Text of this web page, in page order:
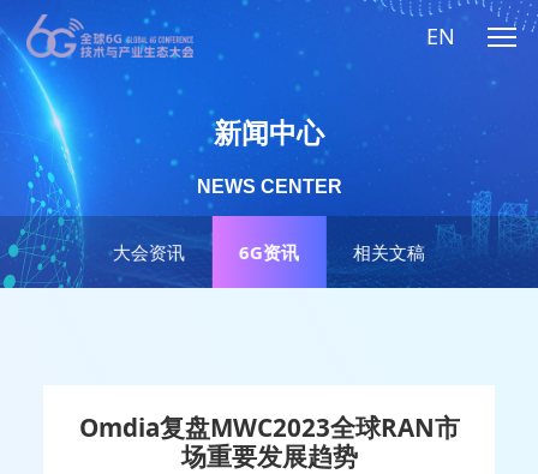
EN
大会资讯 6G资讯 相关文稿
新闻中心
NEWS CENTER
Omdia复盘MWC2023全球RAN市
场重要发展趋势